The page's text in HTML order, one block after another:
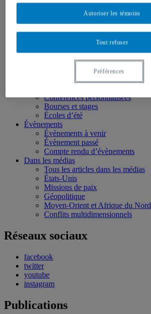
Conflits multidimensionnels
Publications
Toutes les publications
Centre FrancoPaix
Géopolitique
Moyen-Orient et Afrique du Nord
Conflits multidimensionnels
Conférences personnalisées
Bourses et stages
Écoles d’été
Évènements
Évènements à venir
Évènement passé
Compte rendu d’évènements
Dans les médias
Tous les articles dans les médias
États-Unis
Missions de paix
Géopolitique
Moyen-Orient et Afrique du Nord
Conflits multidimensionnels
Réseaux sociaux
facebook
twitter
youtube
instagram
Publications
Tout refuser
Autoriser les témoins
Préférences